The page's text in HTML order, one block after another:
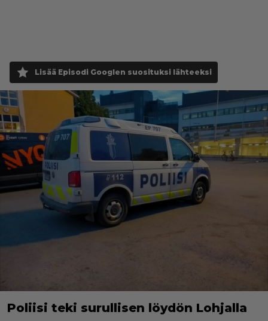
Lisää Episodi Googlen suosituksi lähteeksi
Poliisi teki surullisen löydön Lohjalla